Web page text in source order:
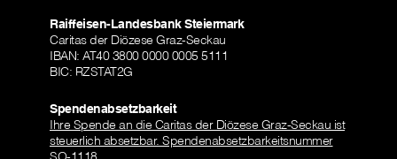
Raiffeisen-Landesbank Steiermark
Caritas der Diözese Graz-Seckau
IBAN: AT40 3800 0000 0005 5111
BIC: RZSTAT2G
Spendenabsetzbarkeit
Ihre Spende an die Caritas der Diözese Graz-Seckau ist
steuerlich absetzbar. Spendenabsetzbarkeitsnummer